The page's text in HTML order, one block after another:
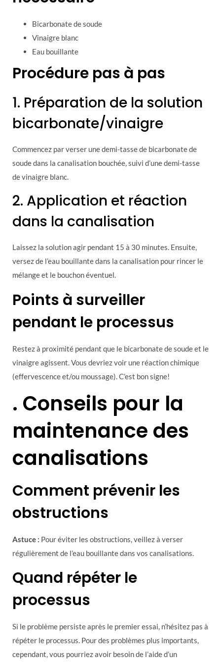
Bicarbonate de soude
Vinaigre blanc
Eau bouillante
Procédure pas à pas
1. Préparation de la solution
bicarbonate/vinaigre
Commencez par verser une demi-tasse de bicarbonate de
soude dans la canalisation bouchée, suivi d’une demi-tasse
de vinaigre blanc.
2. Application et réaction
dans la canalisation
Laissez la solution agir pendant 15 à 30 minutes. Ensuite,
versez de l’eau bouillante dans la canalisation pour rincer le
mélange et le bouchon éventuel.
Points à surveiller
pendant le processus
Restez à proximité pendant que le bicarbonate de soude et le
vinaigre agissent. Vous devriez voir une réaction chimique
(effervescence et/ou moussage). C’est bon signe!
. Conseils pour la
maintenance des
canalisations
Comment prévenir les
obstructions
Astuce : Pour éviter les obstructions, veillez à verser
régulièrement de l’eau bouillante dans vos canalisations.
Quand répéter le
processus
Si le problème persiste après le premier essai, n’hésitez pas à
répéter le processus. Pour des problèmes plus importants,
cependant, vous pourriez avoir besoin de l’aide d’un